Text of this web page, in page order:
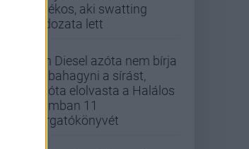
játékos, aki swatting
áldozata lett
Vin Diesel azóta nem bírja
abbahagyni a sírást,
mióta elolvasta a Halálos
iramban 11
forgatókönyvét